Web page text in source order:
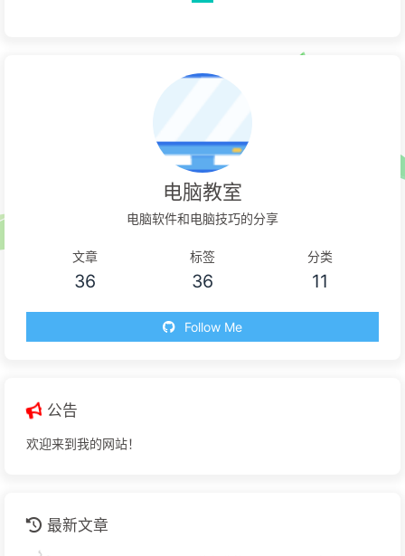
电脑教室
电脑软件和电脑技巧的分享
文章
36
标签
36
分类
11
Follow Me
公告
欢迎来到我的网站！
最新文章